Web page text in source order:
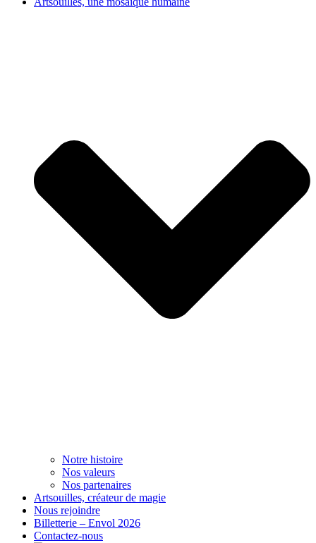
Notre histoire
Nos valeurs
Nos partenaires
Artsouilles, créateur de magie
Nous rejoindre
Billetterie – Envol 2026
Contactez-nous